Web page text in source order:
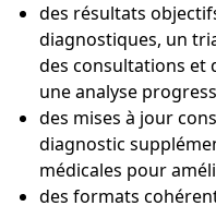
des résultats
diagnostiques, un
des consultations et
une analyse
des mises à jour
diagnostic
médicales pour
des formats